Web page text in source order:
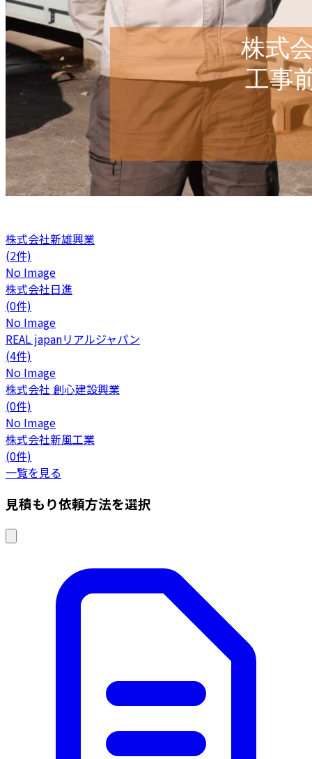
株式会社新雄興業
(2件)
No Image
株式会社日進
(0件)
No Image
REAL japanリアルジャパン
(4件)
No Image
株式会社 創心建設興業
(0件)
No Image
株式会社新風工業
(0件)
一覧を見る
見積もり依頼方法を選択